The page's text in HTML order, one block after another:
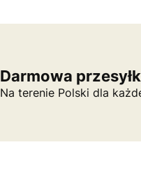
Darmowa
Na terenie Polski dla